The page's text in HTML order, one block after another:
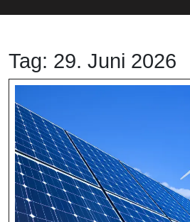
Tag: 29. Juni 2026